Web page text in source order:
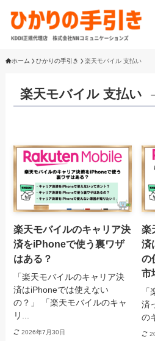
ホーム ひかりの手引き 楽天モバイル 支払い
楽天モバイル 支払い
楽天モバイルのキャリア決
済をiPhoneで使う裏ワザ
はある？
「楽天モバイルのキャリア決
済はiPhoneでは使えない
の？」 「楽天モバイルのキャ
リ...
2026年7月30日
楽
済
の
市
済
の